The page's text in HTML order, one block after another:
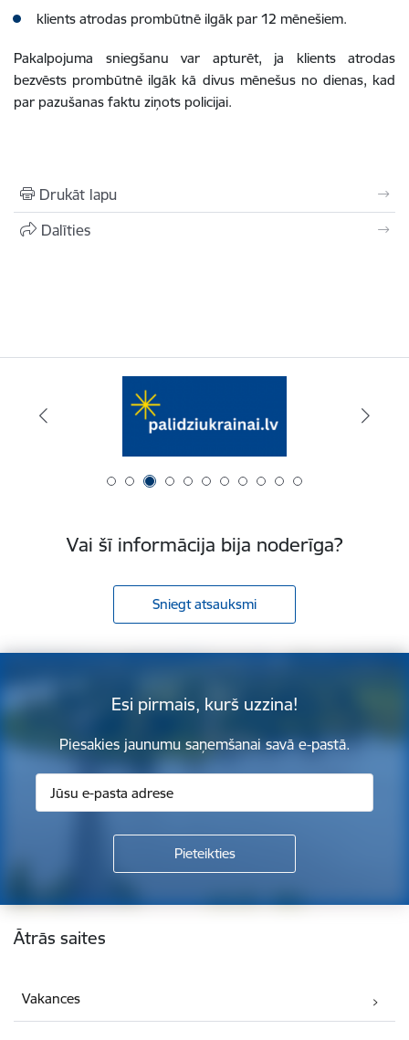
klients atrodas prombūtnē ilgāk par 12 mēnešiem.
Pakalpojuma sniegšanu var apturēt, ja klients atrodas
bezvēsts prombūtnē ilgāk kā divus mēnešus no dienas, kad
par pazušanas faktu ziņots policijai.
Drukāt lapu
Dalīties
Vai šī informācija bija noderīga?
Sniegt atsauksmi
Esi pirmais, kurš uzzina!
Piesakies jaunumu saņemšanai savā e-pastā.
Kājene
Ātrās saites
Vakances